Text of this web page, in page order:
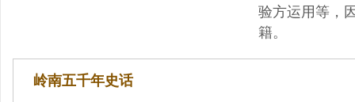
验方运用等，
籍。
岭南五千年史话